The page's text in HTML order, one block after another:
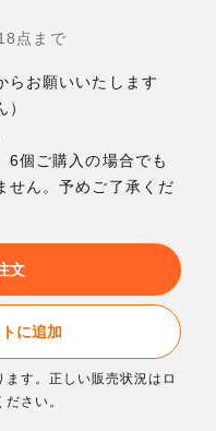
点まで
らお願いいたします
個ご購入の場合でも
せん。予めご了承くだ
文
に追加
す。正しい販売状況はロ
さい。